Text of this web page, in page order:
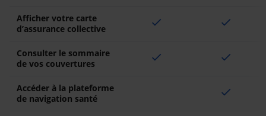
Afficher votre carte
d’assurance collective
check check
Consulter le sommaire
de vos couvertures
check check
Accéder à la plateforme
de navigation santé
check